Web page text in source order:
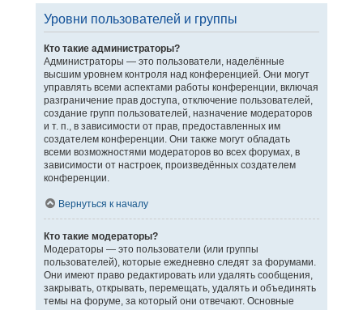
Уровни пользователей и группы
Кто такие администраторы?
Администраторы — это пользователи, наделённые
высшим уровнем контроля над конференцией. Они могут
управлять всеми аспектами работы конференции, включая
разграничение прав доступа, отключение пользователей,
создание групп пользователей, назначение модераторов
и т. п., в зависимости от прав, предоставленных им
создателем конференции. Они также могут обладать
всеми возможностями модераторов во всех форумах, в
зависимости от настроек, произведённых создателем
конференции.
Вернуться к началу
Кто такие модераторы?
Модераторы — это пользователи (или группы
пользователей), которые ежедневно следят за форумами.
Они имеют право редактировать или удалять сообщения,
закрывать, открывать, перемещать, удалять и объединять
темы на форуме, за который они отвечают. Основные